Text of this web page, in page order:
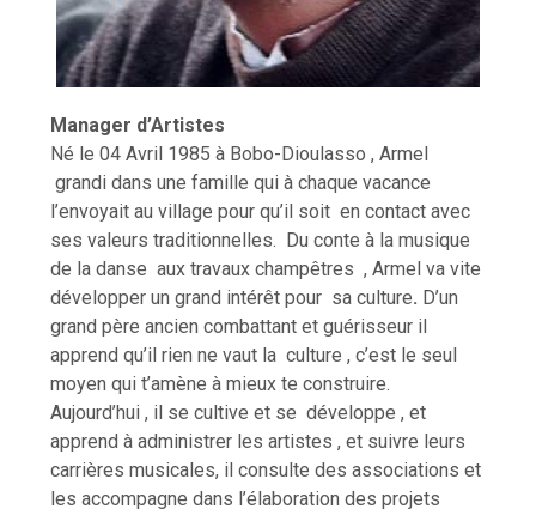
Orokia Zida
Manager d’Artistes
Né le 04 Avril 1985 à Bobo-Dioulasso , Armel
grandi dans une famille qui à chaque vacance
l’envoyait au village pour qu’il soit en contact avec
ses valeurs traditionnelles. Du conte à la musique
de la danse aux travaux champêtres , Armel va vite
développer un grand intérêt pour sa culture. D’un
grand père ancien combattant et guérisseur il
apprend qu’il rien ne vaut la culture , c’est le seul
moyen qui t’amène à mieux te construire.
Aujourd’hui , il se cultive et se développe , et
apprend à administrer les artistes , et suivre leurs
carrières musicales, il consulte des associations et
les accompagne dans l’élaboration des projets